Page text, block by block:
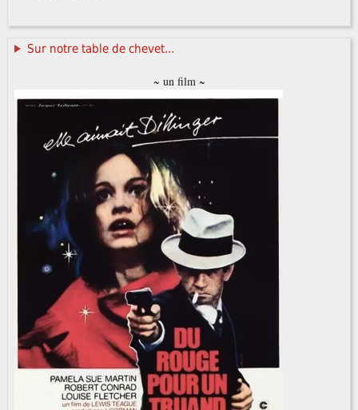
Sur notre table de chevet...
~ un film ~